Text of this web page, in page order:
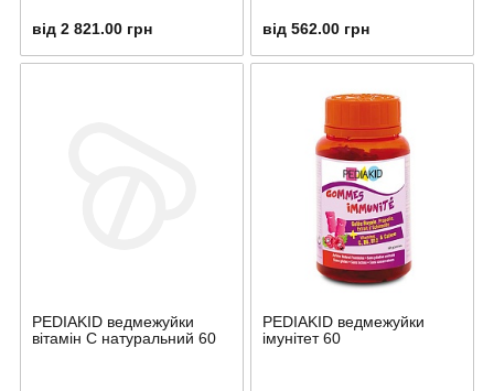
від 2 821.00 грн від 562.00 грн
PEDIAKID ведмежуйки
вітамін С натуральний 60
PEDIAKID ведмежуйки
імунітет 60